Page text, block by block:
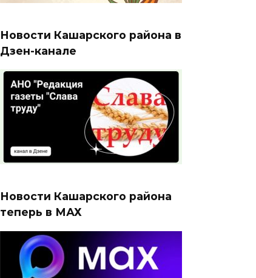
Новости Кашарского района в
Дзен-канале
Новости Кашарского района
теперь в МАХ